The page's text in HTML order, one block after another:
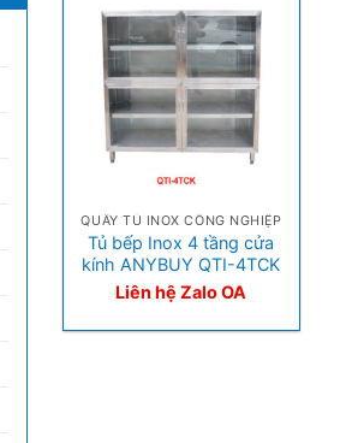
QUẦY TỦ INOX CÔNG NGHIỆP
Tủ bếp Inox 4 tầng cửa
kính ANYBUY QTI-4TCK
Liên hệ Zalo OA